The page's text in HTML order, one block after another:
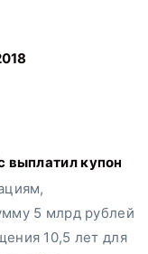
5 млрд рублей
10,5 лет для